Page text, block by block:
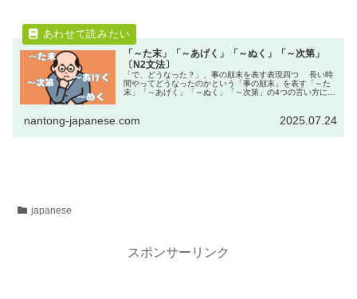
「～た末」「～あげく」「～ぬく」「～次第」
〔N2文法〕
「で、どうなった？」、事の顛末を表す表現四つ 長い時
間やってどうなったのかという「事の顛末」を表す「～た
末」「～あげく」「～ぬく」「～次第」の4つの言い方につ
nantong-japanese.com 2025.07.24
japanese
スポンサーリンク